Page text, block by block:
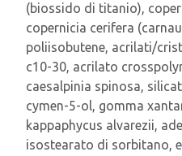
(biossido di titanio),
copernicia cerifera
poliisobutene, acrilati/
c10-30, acrilato
caesalpinia spinosa,
cymen-5-ol, gomma
kappaphycus alvarezii,
isostearato di sorbitano,